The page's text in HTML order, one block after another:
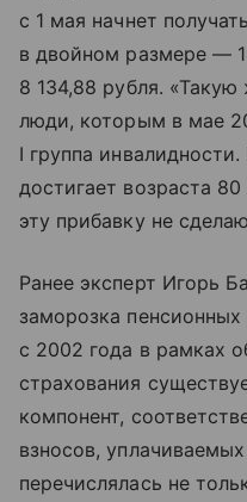
с 1 мая начнет
в двойном размере —
8 134,88 рубля.
люди, которым в мае
I группа
достигает возраста
эту прибавку не
Ранее эксперт Игорь
заморозка
с 2002 года в рамках
страхования
компонент,
взносов,
перечислялась не